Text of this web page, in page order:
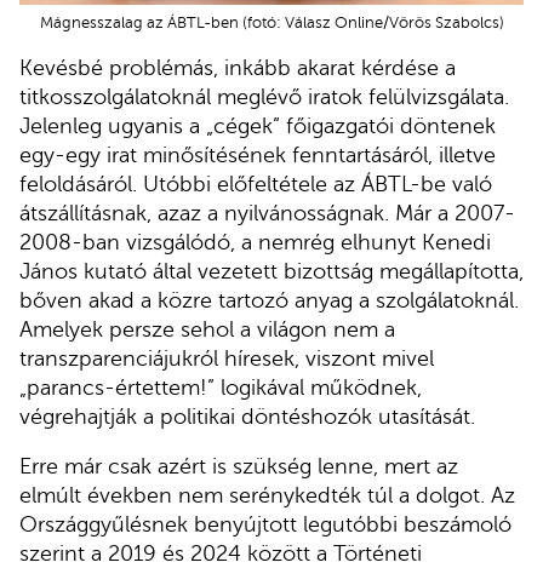
Mágnesszalag az ÁBTL-ben (fotó: Válasz Online/Vörös Szabolcs)
Kevésbé problémás, inkább akarat kérdése a
titkosszolgálatoknál meglévő iratok felülvizsgálata.
Jelenleg ugyanis a „cégek” főigazgatói döntenek
egy-egy irat minősítésének fenntartásáról, illetve
feloldásáról. Utóbbi előfeltétele az ÁBTL-be való
átszállításnak, azaz a nyilvánosságnak. Már a 2007-
2008-ban vizsgálódó, a nemrég elhunyt Kenedi
János kutató által vezetett bizottság megállapította,
bőven akad a közre tartozó anyag a szolgálatoknál.
Amelyek persze sehol a világon nem a
transzparenciájukról híresek, viszont mivel
„parancs-értettem!” logikával működnek,
végrehajtják a politikai döntéshozók utasítását.
Erre már csak azért is szükség lenne, mert az
elmúlt években nem serénykedték túl a dolgot. Az
Országgyűlésnek benyújtott legutóbbi beszámoló
szerint a 2019 és 2024 között a Történeti